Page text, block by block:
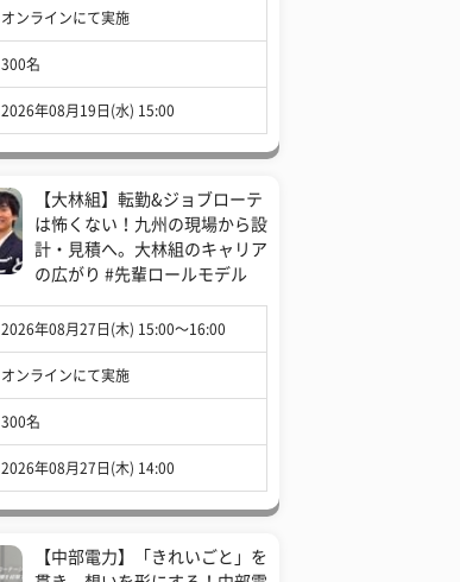
オンラインにて実施
300名
2026年08月19日(水) 15:00
【大林組】転勤&ジョブローテ
は怖くない！九州の現場から設
計・見積へ。大林組のキャリア
の広がり #先輩ロールモデル
2026年08月27日(木) 15:00〜16:00
オンラインにて実施
300名
2026年08月27日(木) 14:00
【中部電力】「きれいごと」を